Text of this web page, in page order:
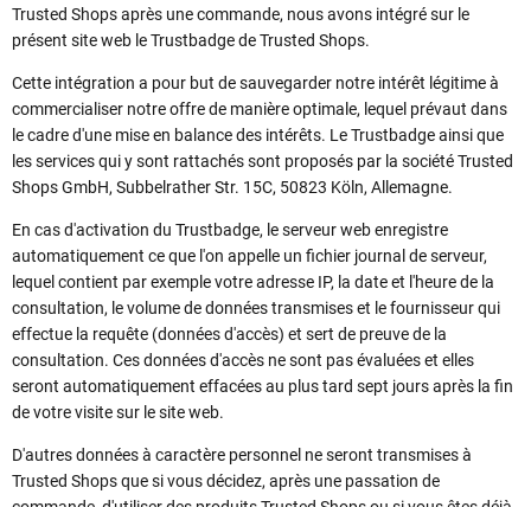
Trusted Shops après une commande, nous avons intégré sur le
présent site web le Trustbadge de Trusted Shops.
Cette intégration a pour but de sauvegarder notre intérêt légitime à
commercialiser notre offre de manière optimale, lequel prévaut dans
le cadre d'une mise en balance des intérêts. Le Trustbadge ainsi que
les services qui y sont rattachés sont proposés par la société Trusted
Shops GmbH, Subbelrather Str. 15C, 50823 Köln, Allemagne.
En cas d'activation du Trustbadge, le serveur web enregistre
automatiquement ce que l'on appelle un fichier journal de serveur,
lequel contient par exemple votre adresse IP, la date et l'heure de la
consultation, le volume de données transmises et le fournisseur qui
effectue la requête (données d'accès) et sert de preuve de la
consultation. Ces données d'accès ne sont pas évaluées et elles
seront automatiquement effacées au plus tard sept jours après la fin
de votre visite sur le site web.
D'autres données à caractère personnel ne seront transmises à
Trusted Shops que si vous décidez, après une passation de